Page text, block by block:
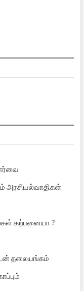
அரசியல்வாதிகள்
கற்பனையா ?
தலையங்கம்